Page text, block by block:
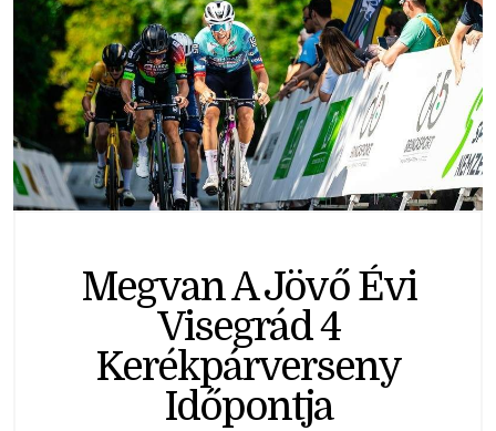
Megvan A Jövő Évi
Visegrád 4
Kerékpárverseny
Időpontja